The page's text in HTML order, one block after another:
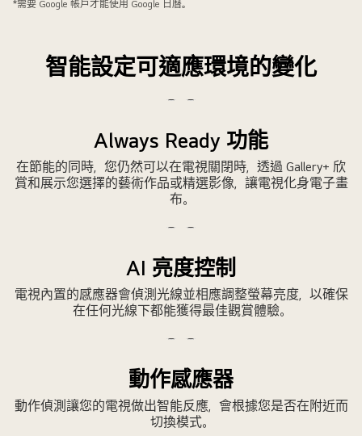
*需要 Google 帳戶才能使用 Google 日曆。
智能設定可適應環境的變化
Always Ready 功能
在節能的同時，您仍然可以在電視關閉時，透過 Gallery+ 欣
賞和展示您選擇的藝術作品或精選影像，讓電視化身電子畫
布。
影
片
停
影
片
AI 亮度控制
電視內置的感應器會偵測光線並相應調整螢幕亮度，以確保
在任何光線下都能獲得最佳觀賞體驗。
放
影
片
停
影
片
動作感應器
動作偵測讓您的電視做出智能反應，會根據您是否在附近而
切換模式。
放
影
片
停
影
片